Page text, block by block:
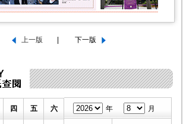
四 五 六 年 月